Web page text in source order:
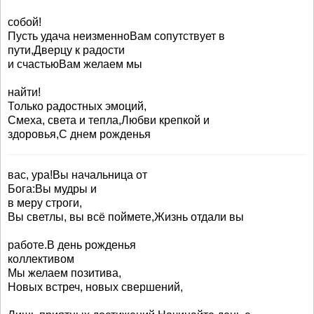
собой!
Пусть удача неизменноВам сопутствует в
пути,Дверцу к радости
и счастьюВам желаем мы
найти!
Только радостных эмоций,
Смеха, света и тепла,Любви крепкой и
здоровья,С днем рожденья
вас, ура!Вы начальница от
Бога:Вы мудры и
в меру строги,
Вы светлы, вы всё поймете,Жизнь отдали вы
работе.В день рожденья
коллективом
Мы желаем позитива,
Новых встреч, новых свершений,